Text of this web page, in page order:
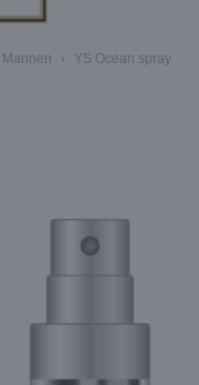
Mannen › YS Ocean spray